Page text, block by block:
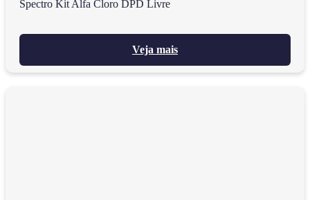
Spectro Kit Alfa Cloro DPD Livre
Veja mais